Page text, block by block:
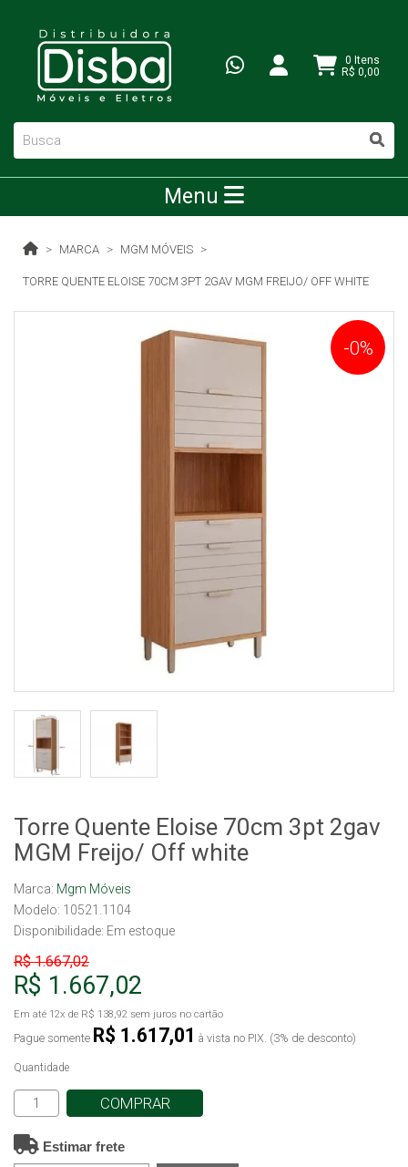
0 Itens
R$ 0,00
Menu
MARCA MGM MÓVEIS
TORRE QUENTE ELOISE 70CM 3PT 2GAV MGM FREIJO/ OFF WHITE
-0%
Torre Quente Eloise 70cm 3pt 2gav
MGM Freijo/ Off white
Marca: Mgm Móveis
Modelo: 10521.1104
Disponibilidade: Em estoque
R$ 1.667,02
R$ 1.667,02
Em até 12x de R$ 138,92 sem juros no cartão
Pague somente R$ 1.617,01 à vista no PIX. (3% de desconto)
Quantidade
COMPRAR
Estimar frete